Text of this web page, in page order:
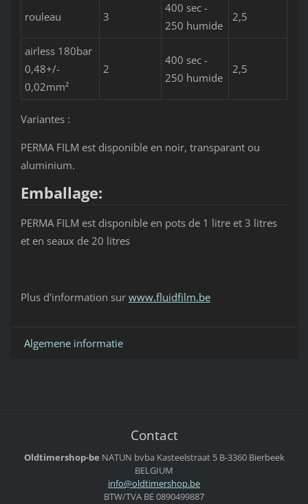
rouleau 3
400 sec -
250 humide
2,5
airless 180bar
0,48+/-
0,02mm²
2
400 sec -
250 humide
2,5
Variantes :
PERMA FILM est disponible en noir, transparant ou
aluminium.
Emballage:
PERMA FILM est disponible en pots de 1 litre et 3 litres
et en seaux de 20 litres
Plus d'information sur www.fluidfilm.be
Algemene informatie
Contact
Oldtimershop-be NATUN bvba Kasteelstraat 5B-3360 Bierbeek
BELGIUM
info@oldtimershop.be
BTW/TVA BE 0890499887